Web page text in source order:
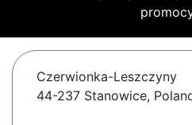
Czerwionka-Leszczyny
44-237 Stanowice,